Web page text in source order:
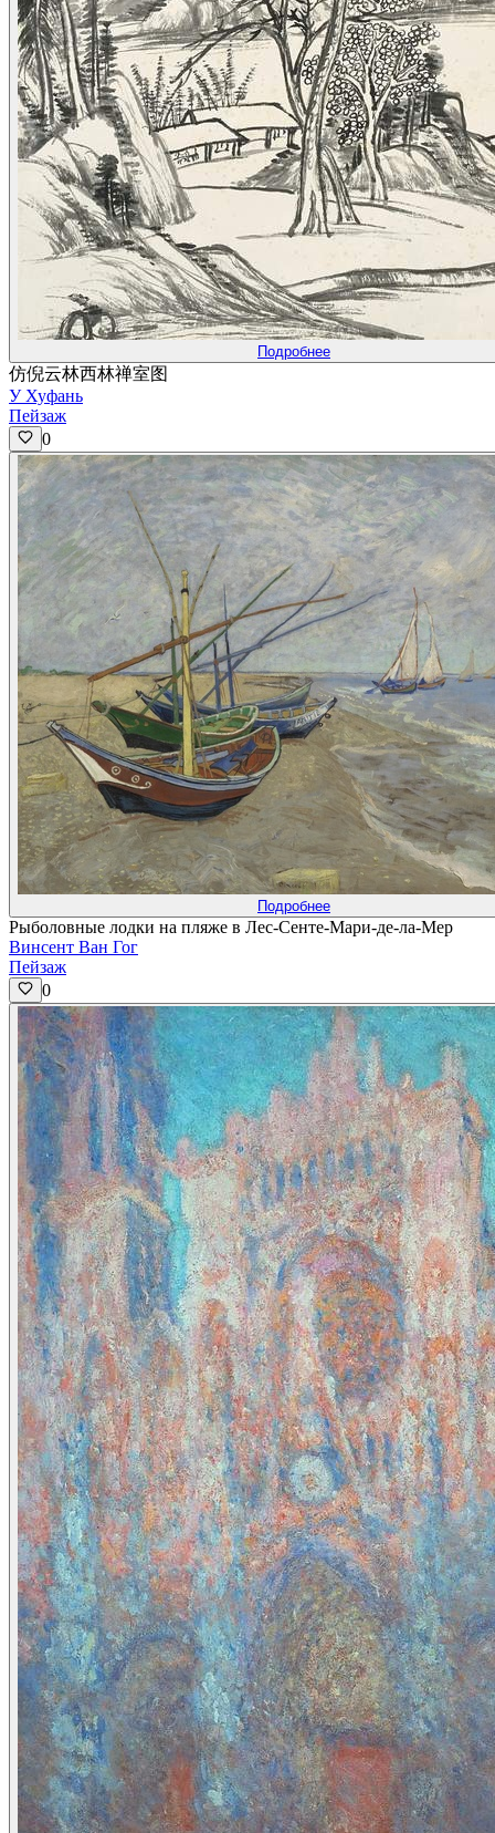
Подробнее
仿倪云林西林禅室图
У Хуфань
Пейзаж
0
Подробнее
Рыболовные лодки на пляже в Лес-Сенте-Мари-де-ла-Мер
Винсент Ван Гог
Пейзаж
0